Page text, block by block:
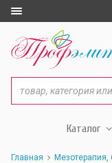
Каталог
Главная Мезотерапия,